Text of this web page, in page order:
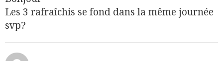
Les 3 rafraîchis se fond dans la même journée
svp?